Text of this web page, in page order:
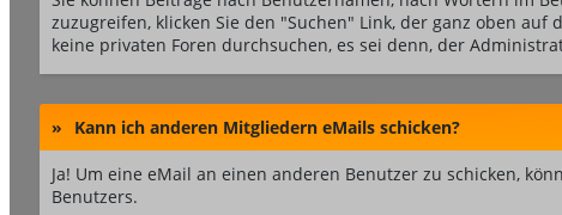
zuzugreifen, klicken Sie den "Suchen" Link, der ganz oben
keine privaten Foren durchsuchen, es sei denn, der
» Kann ich anderen Mitgliedern eMails schicken?
Ja! Um eine eMail an einen anderen Benutzer zu schicken,
Benutzers.